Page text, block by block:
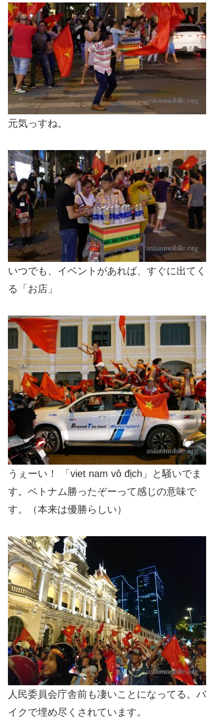
元気っすね。
いつでも、イベントがあれば、すぐに出てく
る「お店」
うぇーい！ 「viet nam vô địch」と騒いでま
す。ベトナム勝ったぞーって感じの意味で
す。（本来は優勝らしい）
人民委員会庁舎前も凄いことになってる。バ
イクで埋め尽くされています。